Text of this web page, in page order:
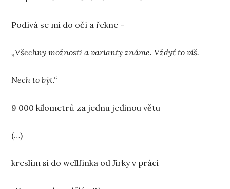
Podívá se mi do očí a řekne –
„Všechny možnosti a varianty známe. Vždyť to víš.
Nech to být.“
9 000 kilometrů za jednu jedinou větu
(…)
kreslím si do wellfínka od Jirky v práci